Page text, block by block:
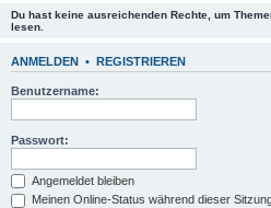
Du hast keine ausreichenden Rechte, um
lesen.
ANMELDEN • REGISTRIEREN
Benutzername:
Passwort:
Angemeldet bleiben
Meinen Online-Status während dieser